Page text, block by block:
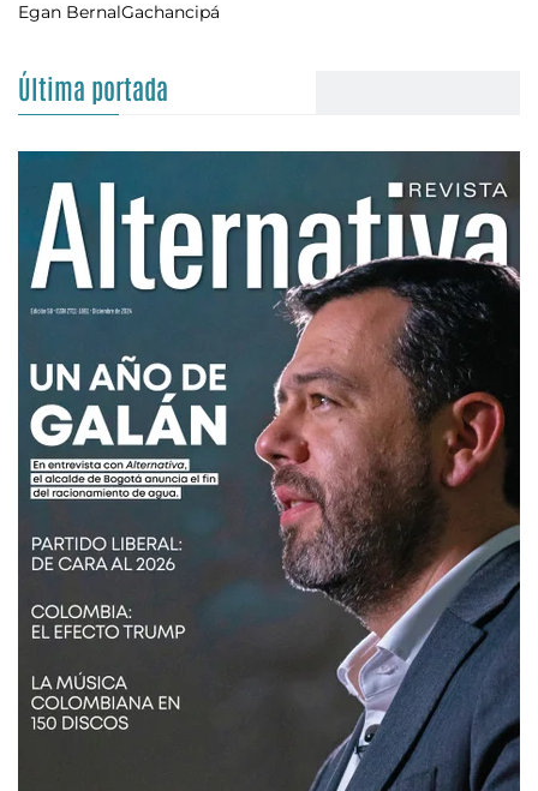
Egan BernalGachancipá
Última portada